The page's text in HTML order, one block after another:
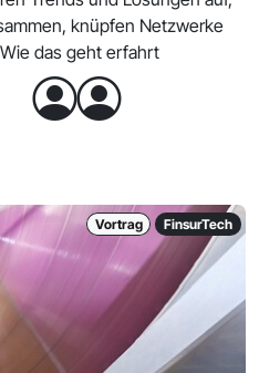
knüpfen Netzwerke
das geht erfahrt
Vortrag FinsurTech